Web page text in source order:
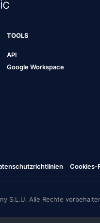
TOOLS
API
Google Workspace
Cookies-
S.L.U. Alle Rechte